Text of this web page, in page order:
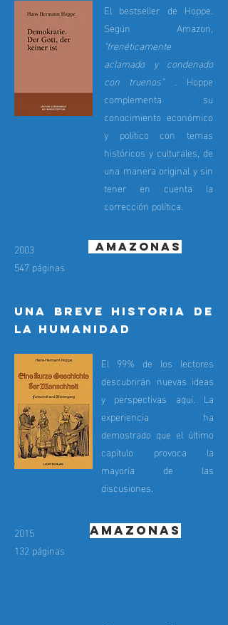
El bestseller de Hoppe.
Según Amazon,
"frenéticamente
aclamado y condenado
con truenos". Hoppe
complementa su
conocimiento económico
y político con temas
históricos y culturales, de
una manera original y sin
tener en cuenta la
corrección política.
2003
547 páginas
Amazonas
una breve historia de
la humanidad
El 99% de los lectores
descubrirán nuevas ideas
y perspectivas aquí. La
experiencia ha
demostrado que el último
capítulo provoca la
mayoría de las
discusiones.
2015
132 páginas
Amazonas